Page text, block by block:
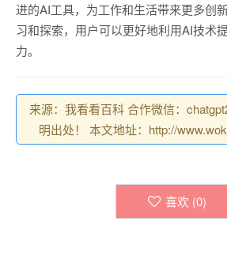
进的AI工具，为工作和生活带来更多创
习和探索，用户可以更好地利用AI技术
力。
来源：我看看百科 合作微信：
明出处！ 本文地址：http://
喜欢 (0)